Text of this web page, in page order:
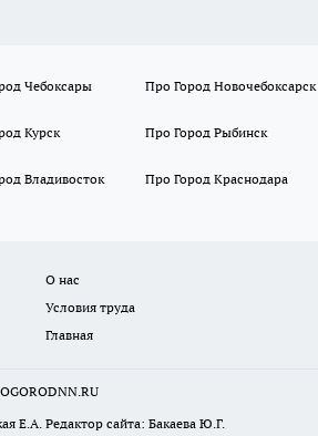
Чебоксары Про Город Новочебоксарск
Курск Про Город Рыбинск
Владивосток Про Город Краснодара
О нас
Условия труда
Главная
Е.А. Редактор сайта: Бакаева Ю.Г.